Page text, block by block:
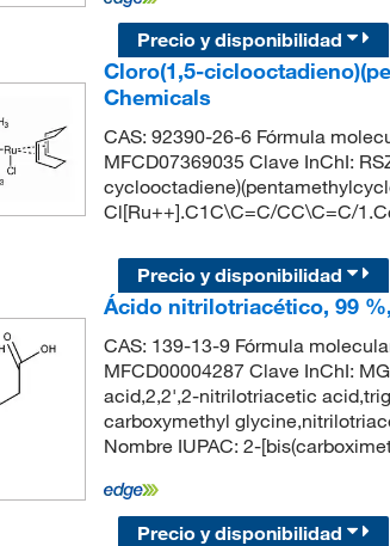
Precio y disponibilidad
Cloro(1,5-
Chemicals
CAS: 92390-26-6 Fórmula
MFCD07369035 Clave InChI:
Cl[Ru++].C1C\C=C/CC\C=C/
Precio y disponibilidad
Ácido nitrilotriacético, 99
CAS: 139-13-9 Fórmula
MFCD00004287 Clave InChI:
acid,2,2',2-nitrilotriacetic
carboxymethyl
Nombre IUPAC: 2-
Precio y disponibilidad